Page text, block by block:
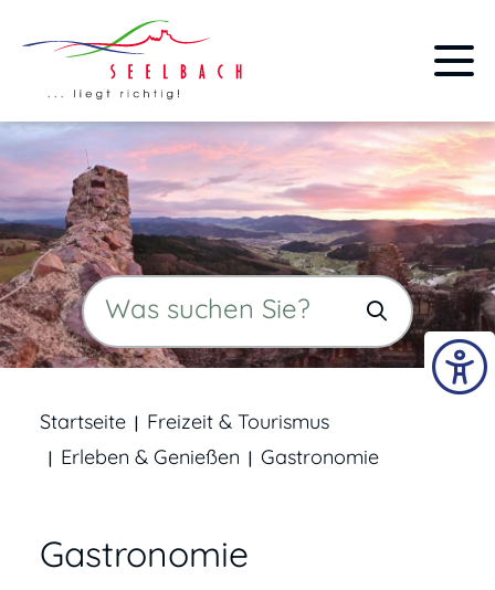
Startseite
Freizeit & Tourismus
Erleben & Genießen
Gastronomie
Gastronomie